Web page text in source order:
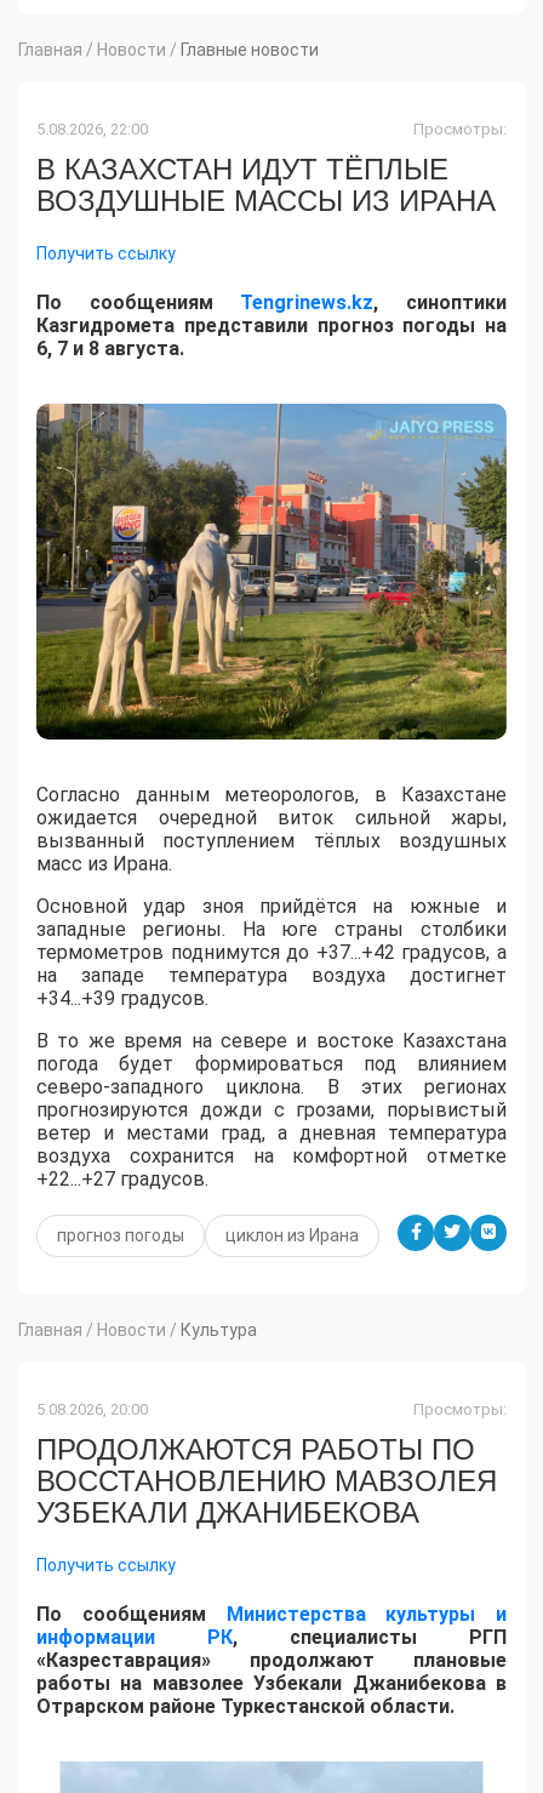
Главная / Новости / Главные новости
5.08.2026, 22:00 Просмотры:
В КАЗАХСТАН ИДУТ ТЁПЛЫЕ
ВОЗДУШНЫЕ МАССЫ ИЗ ИРАНА
Получить ссылку
По сообщениям Tengrinews.kz, синоптики
Казгидромета представили прогноз погоды на
6, 7 и 8 августа.
Согласно данным метеорологов, в Казахстане
ожидается очередной виток сильной жары,
вызванный поступлением тёплых воздушных
масс из Ирана.
​Основной удар зноя прийдётся на южные и
западные регионы. На юге страны столбики
термометров поднимутся до +37...+42 градусов, а
на западе температура воздуха достигнет
+34...+39 градусов.
​В то же время на севере и востоке Казахстана
погода будет формироваться под влиянием
северо-западного циклона. В этих регионах
прогнозируются дожди с грозами, порывистый
ветер и местами град, а дневная температура
воздуха сохранится на комфортной отметке
+22...+27 градусов.
прогноз погоды циклон из Ирана
Главная / Новости / Культура
5.08.2026, 20:00 Просмотры:
ПРОДОЛЖАЮТСЯ РАБОТЫ ПО
ВОССТАНОВЛЕНИЮ МАВЗОЛЕЯ
УЗБЕКАЛИ ДЖАНИБЕКОВА
Получить ссылку
По сообщениям Министерства культуры и
информации РК, специалисты РГП
«Казреставрация» продолжают плановые
работы на мавзолее Узбекали Джанибекова в
Отрарском районе Туркестанской области.